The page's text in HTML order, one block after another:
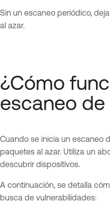
Sin un escaneo periódico,
al azar.
¿Cómo
escaneo de
Cuando se inicia un escaneo
paquetes al azar. Utiliza un
descubrir dispositivos.
A continuación, se detalla
busca de vulnerabilidades: